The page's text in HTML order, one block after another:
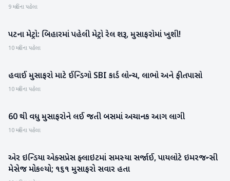
9 મહિના પહેલા
રાષ્ટ્રીય
પટના મેટ્રો: બિહારમાં પહેલી મેટ્રો રેલ શરૂ, મુસાફરોમાં ખુશી!
10 મહિના પહેલા
રાષ્ટ્રીય
હવાઈ મુસાફરો માટે ઈન્ડિગો SBI કાર્ડ લોન્ચ, લાભો અને ફી તપાસો
10 મહિના પહેલા
રાષ્ટ્રીય
60 થી વધુ મુસાફરોને લઈ જતી બસમાં અચાનક આગ લાગી
10 મહિના પહેલા
રાષ્ટ્રીય
એર ઇન્ડિયા એક્સપ્રેસ ફ્લાઇટમાં સમસ્યા સર્જાઈ, પાયલોટે ઇમરજન્સી
મેસેજ મોકલ્યો; ૧૬૧ મુસાફરો સવાર હતા